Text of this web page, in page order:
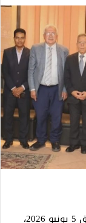
نظمت نقابة أطباء الأقصر، يوم الجمعة الموافق 5 يونيو 2026،